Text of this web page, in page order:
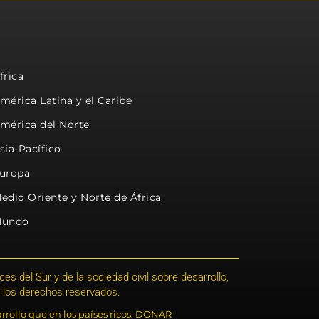
Latina y el Caribe
del Norte
Pacífico
Oriente y Norte de África
del Sur y de la sociedad civil sobre desarrollo,
derechos reservados.
que en los países ricos. DONAR